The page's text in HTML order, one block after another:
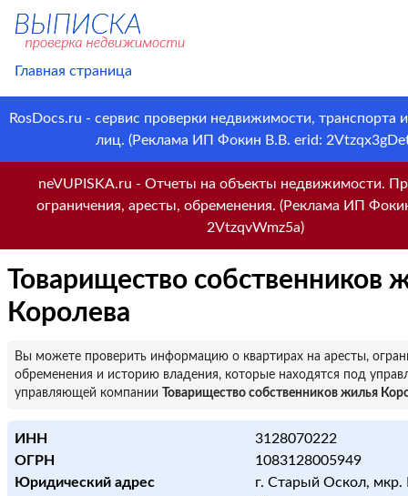
Главная страница
RosDocs.ru - сервис проверки недвижимости, транспорта
лиц. (Реклама ИП Фокин В.В. erid:
neVUPISKA.ru - Отчеты на объекты недвижимости.
ограничения, аресты, обременения. (Реклама ИП
2VtzqvWmz5a)
Товарищество собственников
Королева
Вы можете проверить информацию о квартирах на аресты,
обременения и историю владения, которые находятся под
управляющей компании
Товарищество собственников жилья
ИНН
3128070222
ОГРН
1083128005949
Юридический адрес
г. Старый Оскол, мкр.